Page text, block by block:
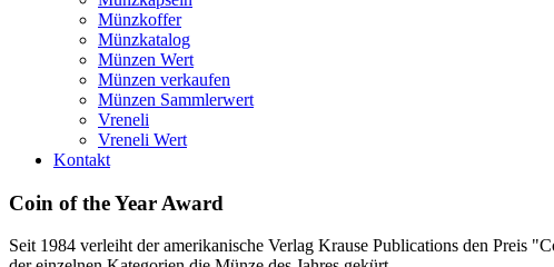
Münzkoffer
Münzkatalog
Münzen Wert
Münzen verkaufen
Münzen Sammlerwert
Vreneli
Vreneli Wert
Kontakt
Coin of the Year Award
Seit 1984 verleiht der amerikanische Verlag Krause Publications den Preis